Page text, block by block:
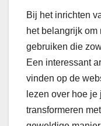
Bij het inrichten
het belangrijk
gebruiken die
Een interessant
vinden op de
lezen over hoe
transformeren